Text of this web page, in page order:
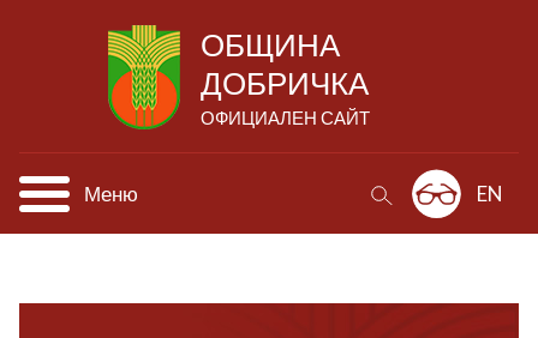
ОБЩИНА
ДОБРИЧКА
ОФИЦИАЛЕН САЙТ
Меню EN